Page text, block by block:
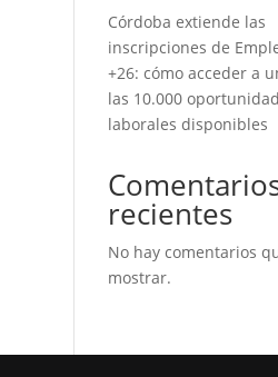
Córdoba extiende las
inscripciones de
+26: cómo acceder a
las 10.000
laborales disponibles
recientes
No hay comentarios
mostrar.